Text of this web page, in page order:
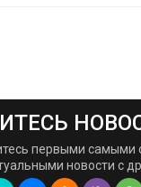
первыми самыми
новости с